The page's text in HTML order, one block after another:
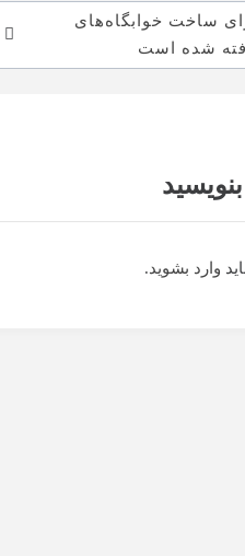
ساخت خوابگاه‌های
شده است
وارد بشوید.